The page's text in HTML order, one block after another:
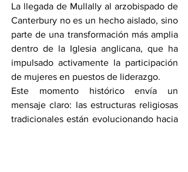
La llegada de Mullally al arzobispado de
Canterbury no es un hecho aislado, sino
parte de una transformación más amplia
dentro de la Iglesia anglicana, que ha
impulsado activamente la participación
de mujeres en puestos de liderazgo.
Este momento histórico envía un
mensaje claro: las estructuras religiosas
tradicionales están evolucionando hacia